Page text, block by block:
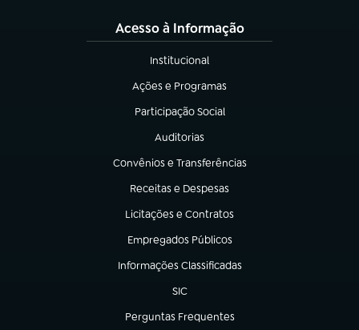
Acesso à Informação
Institucional
(abre em nova aba)
Ações e Programas
(abre em nova aba)
Participação Social
(abre em nova aba)
Auditorias
(abre em nova aba)
Convênios e Transferências
(abre em nova aba)
Receitas e Despesas
(abre em nova aba)
Licitações e Contratos
(abre em nova aba)
Empregados Públicos
(abre em nova aba)
Informações Classificadas
(abre em nova aba)
SIC
(abre em nova aba)
Perguntas Frequentes
(abre em nova aba)